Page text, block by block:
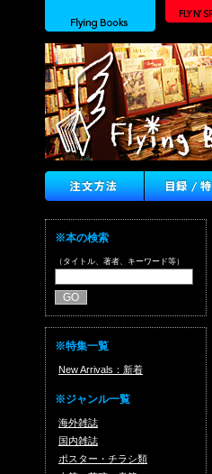
※本の検索
（タイトル、著者、キーワード等）
※特集一覧
New Arrivals：新着
※ジャンル一覧
海外雑誌
国内雑誌
ポスター・チラシ類